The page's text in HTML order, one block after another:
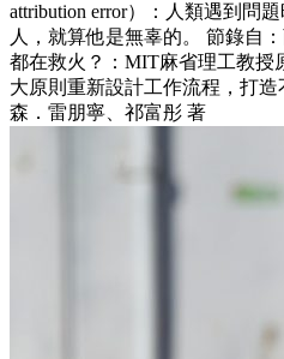
attribution error）：人類遇到問
人，就算他是無辜的。 節錄自
都在救火？：MIT麻省理工教授
大原則重新設計工作流程，打
森．雷朋寧、祁富彤 著